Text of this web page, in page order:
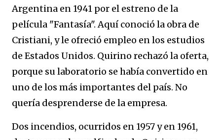
Argentina en 1941 por el estreno de la
película "Fantasía". Aquí conoció la obra de
Cristiani, y le ofreció empleo en los estudios
de Estados Unidos. Quirino rechazó la oferta,
porque su laboratorio se había convertido en
uno de los más importantes del país. No
quería desprenderse de la empresa.
Dos incendios, ocurridos en 1957 y en 1961,